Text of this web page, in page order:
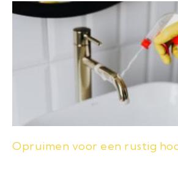
Opruimen voor een rustig